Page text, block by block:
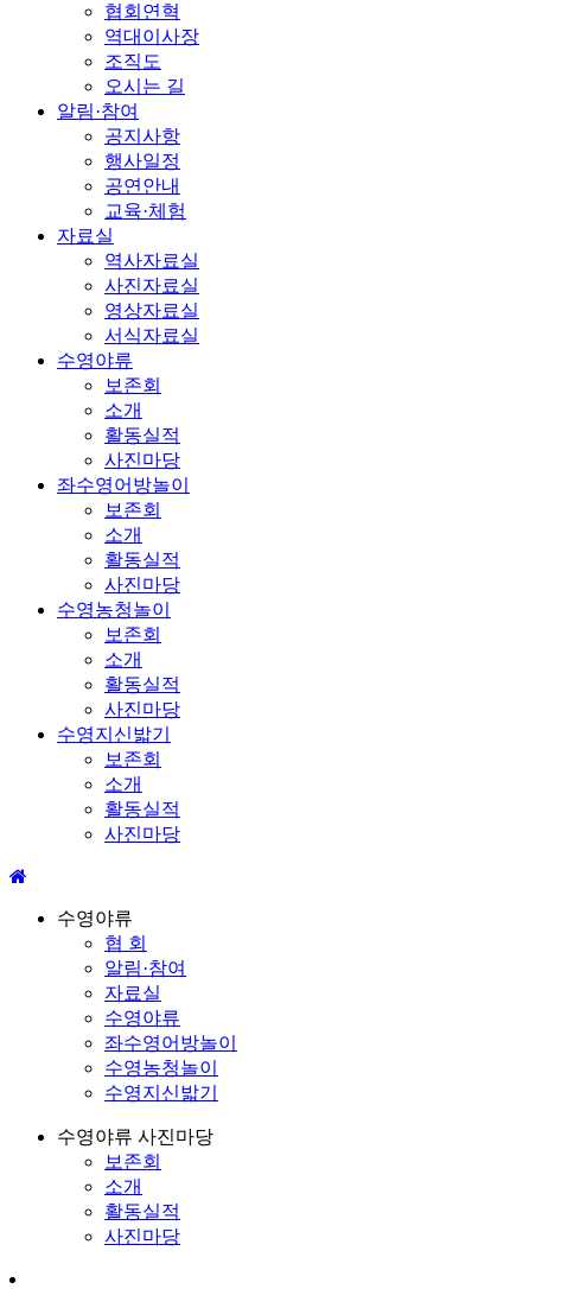
협회연혁
역대이사장
조직도
오시는 길
알림·참여
공지사항
행사일정
공연안내
교육·체험
자료실
역사자료실
사진자료실
영상자료실
서식자료실
수영야류
보존회
소개
활동실적
사진마당
좌수영어방놀이
보존회
소개
활동실적
사진마당
수영농청놀이
보존회
소개
활동실적
사진마당
수영지신밟기
보존회
소개
활동실적
사진마당
수영야류
협 회
알림·참여
자료실
수영야류
좌수영어방놀이
수영농청놀이
수영지신밟기
수영야류 사진마당
보존회
소개
활동실적
사진마당